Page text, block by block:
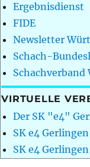
Ergebnisdienst
FIDE
Newsletter
Schach-
VIRTUELLE
Der SK "e4"
SK e4
SK e4